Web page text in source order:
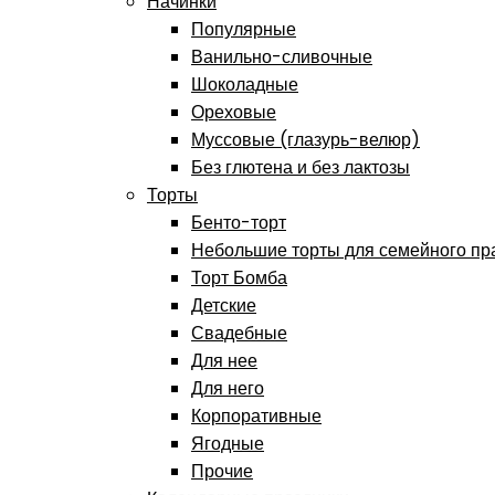
Популярные
Ванильно-сливочные
Шоколадные
Ореховые
Муссовые (глазурь-велюр)
Без глютена и без лактозы
Торты
Бенто-торт
Небольшие торты для семейного
Торт Бомба
Детские
Свадебные
Для нее
Для него
Корпоративные
Ягодные
Прочие